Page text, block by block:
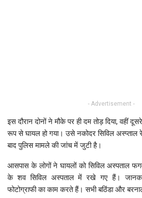
- Advertisement -
इस दौरान दोनों ने मौके पर ही दम तोड़ दिया, वहीं
रूप से घायल हो गया। उसे नकोदर सिविल अस्प्ताल
बाद पुलिस मामले की जांच में जुटी है।
आसपास के लोगों ने घायलों को सिविल अस्पताल
के शव सिविल अस्पताल में रखे गए हैं।
फोटोग्राफी का काम करते हैं। सभी बठिंडा और